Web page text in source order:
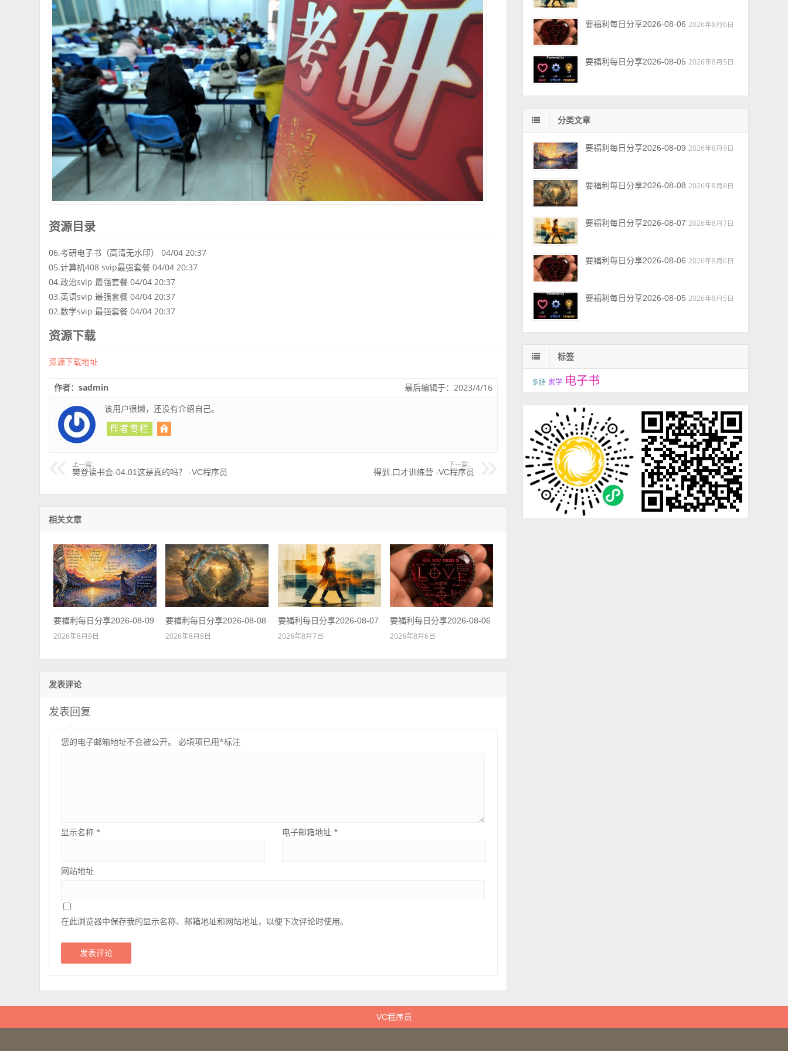
资源目录
06.考研电子书（高清无水印） 04/04 20:37
05.计算机408 svip最强套餐 04/04 20:37
04.政治svip 最强套餐 04/04 20:37
03.英语svip 最强套餐 04/04 20:37
02.数学svip 最强套餐 04/04 20:37
资源下载
资源下载地址
最后编辑于：2023/4/16
作者：sadmin
该用户很懒，还没有介绍自己。
上一篇：
樊登读书会-04.01这是真的吗？ -VC程序员
下一篇：
得到.口才训练营 -VC程序员
相关文章
要福利每日分享2026-08-09
2026年8月9日
要福利每日分享2026-08-08
2026年8月8日
要福利每日分享2026-08-07
2026年8月7日
要福利每日分享2026-08-06
2026年8月6日
发表评论
发表回复
您的电子邮箱地址不会被公开。 必填项已用*标注
显示名称* 电子邮箱地址 *
网站地址
在此浏览器中保存我的显示名称、邮箱地址和网站地址，以便下次评论时使用。
要福利每日分享2026-08-06 2026年8月6日
要福利每日分享2026-08-05 2026年8月5日
分类文章
要福利每日分享2026-08-09 2026年8月9日
要福利每日分享2026-08-08 2026年8月8日
要福利每日分享2026-08-07 2026年8月7日
要福利每日分享2026-08-06 2026年8月6日
要福利每日分享2026-08-05 2026年8月5日
标签
多娃 家学 电子书
VC程序员